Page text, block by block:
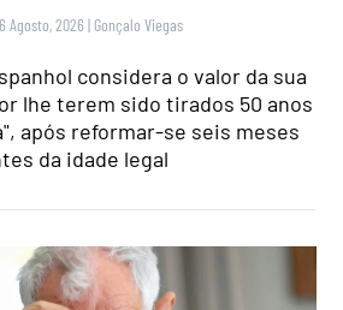
Agosto, 2026 | Gonçalo Viegas
considera o valor da sua
lhe terem sido tirados 50 anos
após reformar-se seis meses
da idade legal